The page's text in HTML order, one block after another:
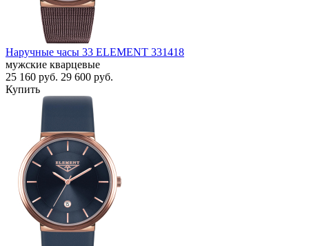
Наручные часы 33 ELEMENT 331418
мужские кварцевые
25 160 руб. 29 600 руб.
Купить